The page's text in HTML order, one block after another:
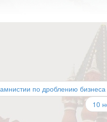
по дроблению
10